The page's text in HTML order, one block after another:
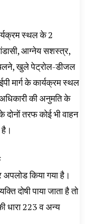
स्थल के 2
आग्नेय सशस्त्र,
खुले पेट्रोल-डीजल
मार्ग के कार्यक्रम स्थल
की अनुमति के
तरफ कोई भी वाहन
किया गया है।
दोषी पाया जाता है तो
धारा 223 व अन्य